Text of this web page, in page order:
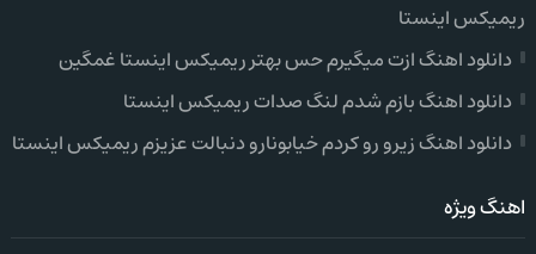
ریمیکس اینستا
دانلود اهنگ ازت میگیرم حس بهتر ریمیکس اینستا غمگین
دانلود اهنگ بازم شدم لنگ صدات ریمیکس اینستا
دانلود اهنگ زیرو رو کردم خیابونارو دنبالت عزیزم ریمیکس اینستا
اهنگ ویژه